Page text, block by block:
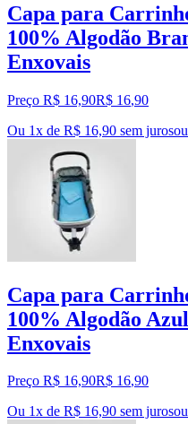
Capa para
100% Algodão
Enxovais
Preço R$ 16,90R$ 16,90
Ou 1x de R$ 16,90 sem jurosou
Capa para
100% Algodão
Enxovais
Preço R$ 16,90R$ 16,90
Ou 1x de R$ 16,90 sem jurosou